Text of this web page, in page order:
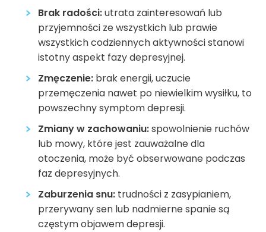
Brak radości:utrata zainteresowań lub
przyjemności ze wszystkich lub prawie
wszystkich codziennych aktywności stanowi
istotny aspekt fazy depresyjnej.
Zmęczenie: brak energii, uczucie
przemęczenia nawet po niewielkim wysiłku, to
powszechny symptom depresji.
Zmiany w zachowaniu:spowolnienie ruchów
lub mowy, które jest zauważalne dla
otoczenia, może być obserwowane podczas
faz depresyjnych.
Zaburzenia snu: trudności z zasypianiem,
przerywany sen lub nadmierne spanie są
częstym objawem depresji.